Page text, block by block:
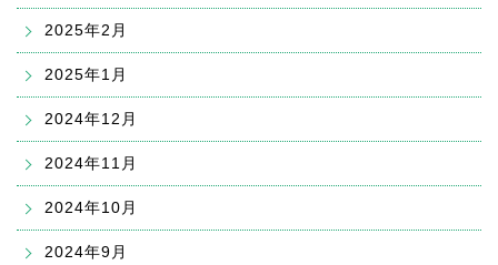
2025年2月
2025年1月
2024年12月
2024年11月
2024年10月
2024年9月